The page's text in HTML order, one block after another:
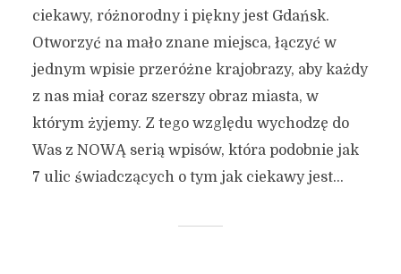
ciekawy, różnorodny i piękny jest Gdańsk.
Otworzyć na mało znane miejsca, łączyć w
jednym wpisie przeróżne krajobrazy, aby każdy
z nas miał coraz szerszy obraz miasta, w
którym żyjemy. Z tego względu wychodzę do
Was z NOWĄ serią wpisów, która podobnie jak
7 ulic świadczących o tym jak ciekawy jest...